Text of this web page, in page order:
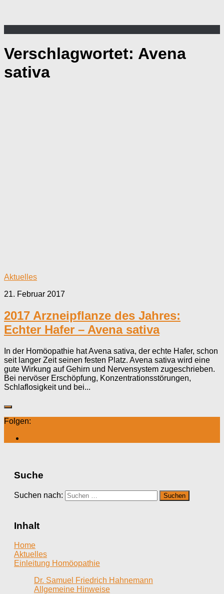
Verschlagwortet: Avena
sativa
Aktuelles
21. Februar 2017
2017 Arzneipflanze des Jahres:
Echter Hafer – Avena sativa
In der Homöopathie hat Avena sativa, der echte Hafer, schon
seit langer Zeit seinen festen Platz. Avena sativa wird eine
gute Wirkung auf Gehirn und Nervensystem zugeschrieben.
Bei nervöser Erschöpfung, Konzentrationsstörungen,
Schlaflosigkeit und bei...
Folgen:
Suche
Suchen nach:
Inhalt
Home
Aktuelles
Einleitung Homöopathie
Dr. Samuel Friedrich Hahnemann
Allgemeine Hinweise